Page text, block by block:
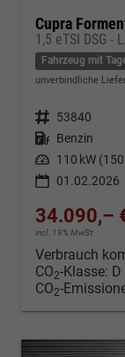
Cupra
1,5 eTSI DSG -
Fahrzeug mit
unverbindliche
Fahrzeugnr. 53840
Kraftstoff Benzin
Leistung 110 kW (150
01.02.2026
34.090,–
incl. 19% MwSt.
Verbrauch
CO2-Klasse: D
CO2-